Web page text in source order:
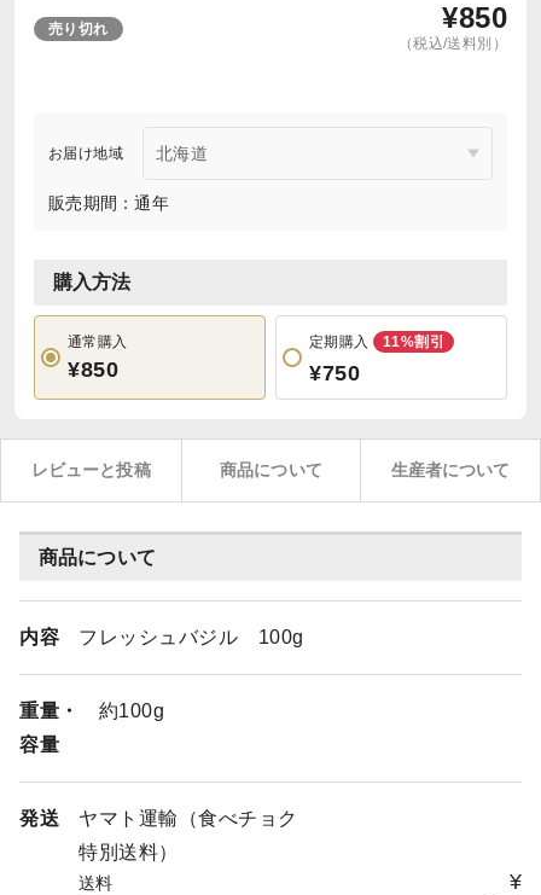
売り切れ ¥850
（税込/送料別）
お届け地域
販売期間：通年
購入方法
通常購入
¥850
定期購入 11%割引
¥750
レビューと投稿 商品について 生産者について
商品について
内容 フレッシュバジル 100g
重量・
容量
約100g
発送
ヤマト運輸（食べチョク
特別送料）
送料 ¥